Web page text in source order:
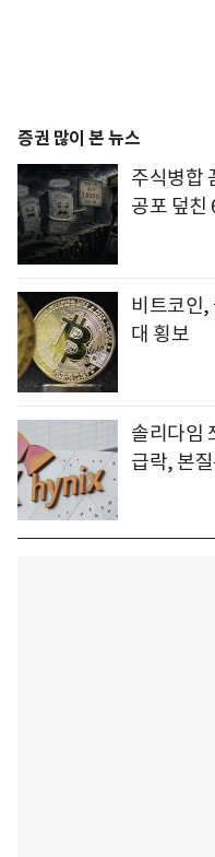
증권 많이 본 뉴스
주식병합
공포 덮친
비트코인,
대 횡보
솔리다임
급락, 본